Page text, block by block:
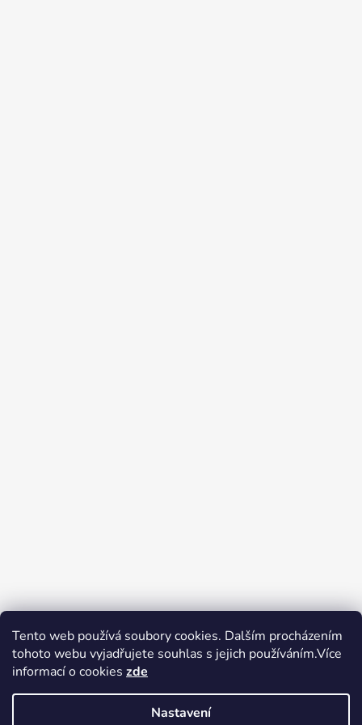
Tento web používá soubory cookies. Dalším procházením
tohoto webu vyjadřujete souhlas s jejich používáním.Více
informací o cookies zde
Nastavení
Zboží.cz Heureka.cz Voňavé dárky